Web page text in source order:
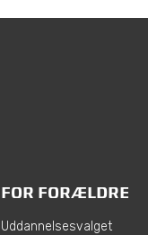
FOR FORÆLDRE
Uddannelsesvalget